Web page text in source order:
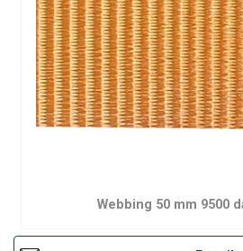
Webbing 50 mm 9500